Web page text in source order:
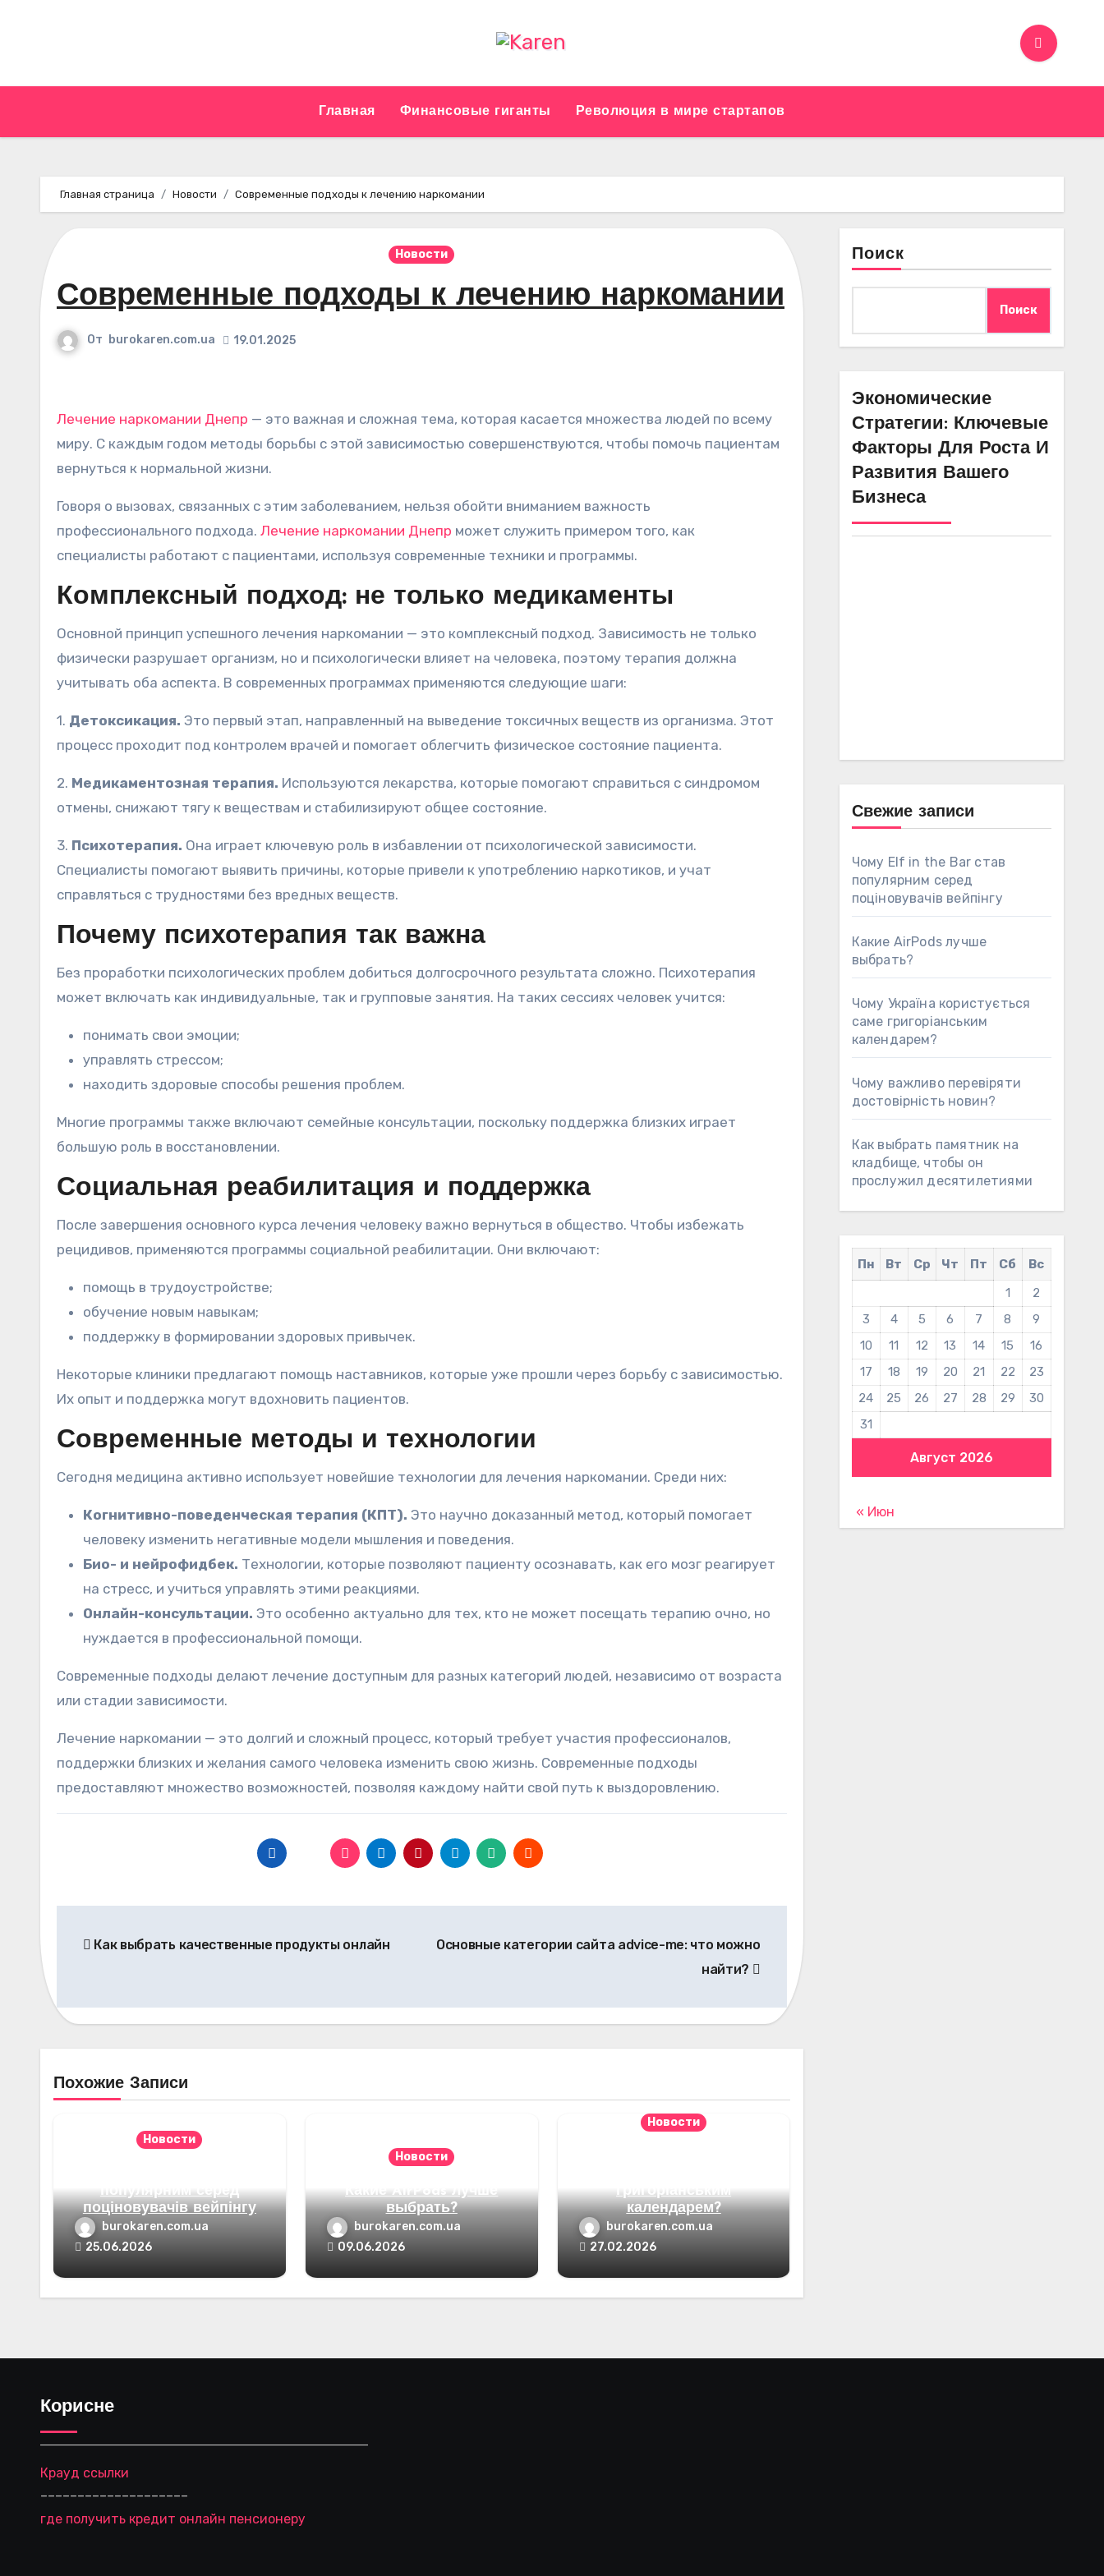
Главная Финансовые гиганты Революция в мире стартапов
Главная страница Новости Современные подходы к лечению наркомании
Новости
Современные подходы к лечению наркомании
От burokaren.com.ua 19.01.2025
Лечение наркомании Днепр — это важная и сложная тема, которая касается множества людей по всему
миру. С каждым годом методы борьбы с этой зависимостью совершенствуются, чтобы помочь пациентам
вернуться к нормальной жизни.
Говоря о вызовах, связанных с этим заболеванием, нельзя обойти вниманием важность
профессионального подхода. Лечение наркомании Днепр может служить примером того, как
специалисты работают с пациентами, используя современные техники и программы.
Комплексный подход: не только медикаменты
Основной принцип успешного лечения наркомании — это комплексный подход. Зависимость не только
физически разрушает организм, но и психологически влияет на человека, поэтому терапия должна
учитывать оба аспекта. В современных программах применяются следующие шаги:
1. Детоксикация. Это первый этап, направленный на выведение токсичных веществ из организма. Этот
процесс проходит под контролем врачей и помогает облегчить физическое состояние пациента.
2. Медикаментозная терапия. Используются лекарства, которые помогают справиться с синдромом
отмены, снижают тягу к веществам и стабилизируют общее состояние.
3. Психотерапия. Она играет ключевую роль в избавлении от психологической зависимости.
Специалисты помогают выявить причины, которые привели к употреблению наркотиков, и учат
справляться с трудностями без вредных веществ.
Почему психотерапия так важна
Без проработки психологических проблем добиться долгосрочного результата сложно. Психотерапия
может включать как индивидуальные, так и групповые занятия. На таких сессиях человек учится:
понимать свои эмоции;
управлять стрессом;
находить здоровые способы решения проблем.
Многие программы также включают семейные консультации, поскольку поддержка близких играет
большую роль в восстановлении.
Социальная реабилитация и поддержка
После завершения основного курса лечения человеку важно вернуться в общество. Чтобы избежать
рецидивов, применяются программы социальной реабилитации. Они включают:
помощь в трудоустройстве;
обучение новым навыкам;
поддержку в формировании здоровых привычек.
Некоторые клиники предлагают помощь наставников, которые уже прошли через борьбу с зависимостью.
Их опыт и поддержка могут вдохновить пациентов.
Современные методы и технологии
Сегодня медицина активно использует новейшие технологии для лечения наркомании. Среди них:
Когнитивно-поведенческая терапия (КПТ). Это научно доказанный метод, который помогает
человеку изменить негативные модели мышления и поведения.
Био- и нейрофидбек. Технологии, которые позволяют пациенту осознавать, как его мозг реагирует
на стресс, и учиться управлять этими реакциями.
Онлайн-консультации. Это особенно актуально для тех, кто не может посещать терапию очно, но
нуждается в профессиональной помощи.
Современные подходы делают лечение доступным для разных категорий людей, независимо от возраста
или стадии зависимости.
Лечение наркомании — это долгий и сложный процесс, который требует участия профессионалов,
поддержки близких и желания самого человека изменить свою жизнь. Современные подходы
предоставляют множество возможностей, позволяя каждому найти свой путь к выздоровлению.
по Как выбрать качественные продукты онлайн
Основные категории сайта advice-me: что можно
найти?
Похожие Записи
Новости
популярним серед
поціновувачів вейпінгу
burokaren.com.ua
25.06.2026
Новости
Какие AirPods лучше
выбрать?
burokaren.com.ua
09.06.2026
Новости
григоріанським
календарем?
burokaren.com.ua
27.02.2026
Поиск
Поиск
Экономические
Стратегии: Ключевые
Факторы Для Роста И
Развития Вашего
Бизнеса
Свежие записи
Чому Elf in the Bar став
популярним серед
поціновувачів вейпінгу
Какие AirPods лучше
выбрать?
Чому Україна користується
саме григоріанським
календарем?
Чому важливо перевіряти
достовірність новин?
Как выбрать памятник на
кладбище, чтобы он
прослужил десятилетиями
Август 2026
Пн Вт Ср Чт Пт Сб
Вс
1
2
3
4 5 6 7 8
9
10
11 12 13 14 15
16
17
18 19 20 21 22
23
24
25 26 27 28 29
30
31
« Июн
Корисне
Крауд ссылки
––––––––––––––––––––
где получить кредит онлайн пенсионеру